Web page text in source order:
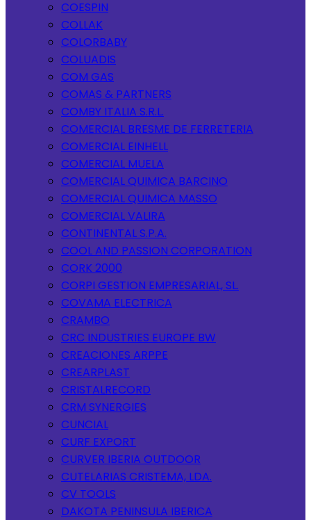
COESPIN
COLLAK
COLORBABY
COLUADIS
COM GAS
COMAS & PARTNERS
COMBY ITALIA S.R.L.
COMERCIAL BRESME DE FERRETERIA
COMERCIAL EINHELL
COMERCIAL MUELA
COMERCIAL QUIMICA BARCINO
COMERCIAL QUIMICA MASSO
COMERCIAL VALIRA
CONTINENTAL S.P.A.
COOL AND PASSION CORPORATION
CORK 2000
CORPI GESTION EMPRESARIAL, SL.
COVAMA ELECTRICA
CRAMBO
CRC INDUSTRIES EUROPE BW
CREACIONES ARPPE
CREARPLAST
CRISTALRECORD
CRM SYNERGIES
CUNCIAL
CURF EXPORT
CURVER IBERIA OUTDOOR
CUTELARIAS CRISTEMA, LDA.
CV TOOLS
DAKOTA PENINSULA IBERICA